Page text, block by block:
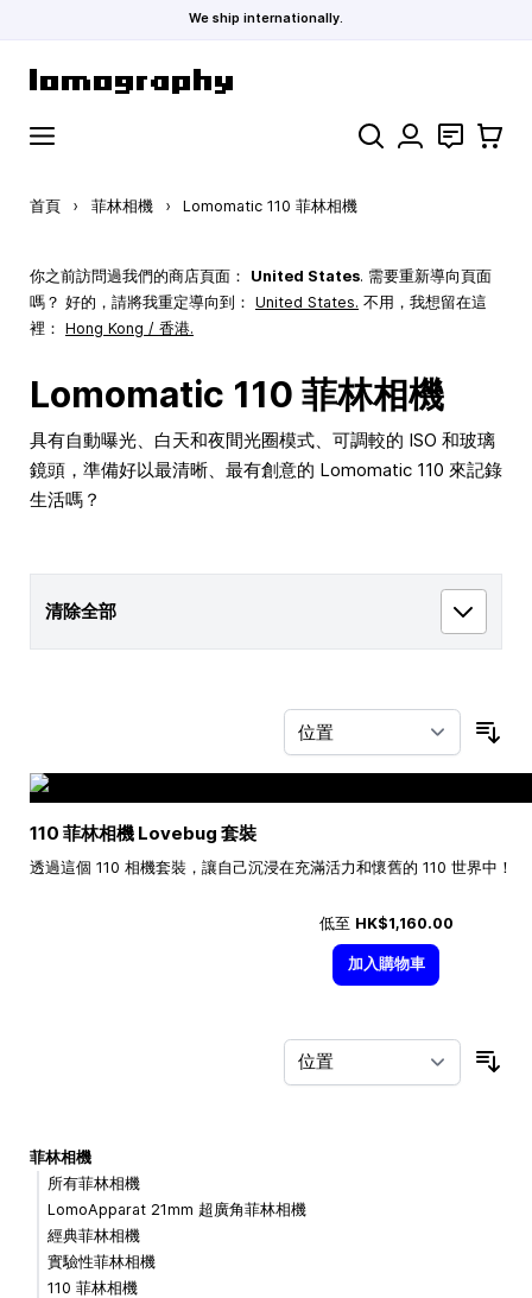
We ship internationally.
搜索 聯絡 購物車
首頁 › 菲林相機 › Lomomatic 110 菲林相機
你之前訪問過我們的商店頁面： United States. 需要重新導向頁面
嗎？ 好的，請將我重定導向到： United States. 不用，我想留在這
裡： Hong Kong / 香港.
Lomomatic 110 菲林相機
具有自動曝光、白天和夜間光圈模式、可調較的 ISO 和玻璃
鏡頭，準備好以最清晰、最有創意的 Lomomatic 110 來記錄
生活嗎？
清除全部
110 菲林相機 Lovebug 套裝
透過這個 110 相機套裝，讓自己沉浸在充滿活力和懷舊的 110 世界中！
低至 HK$1,160.00
加入購物車
菲林相機
所有菲林相機
LomoApparat 21mm 超廣角菲林相機
經典菲林相機
實驗性菲林相機
110 菲林相機